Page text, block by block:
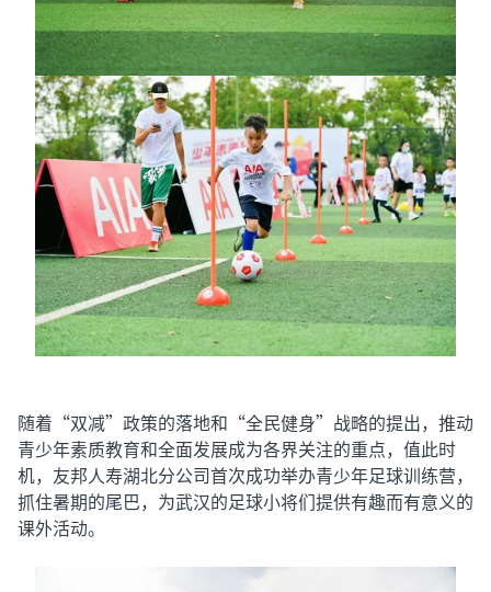
随着“双减”政策的落地和“全民健身”战略的提出，推动
青少年素质教育和全面发展成为各界关注的重点，值此时
机，友邦人寿湖北分公司首次成功举办青少年足球训练营，
抓住暑期的尾巴，为武汉的足球小将们提供有趣而有意义的
课外活动。